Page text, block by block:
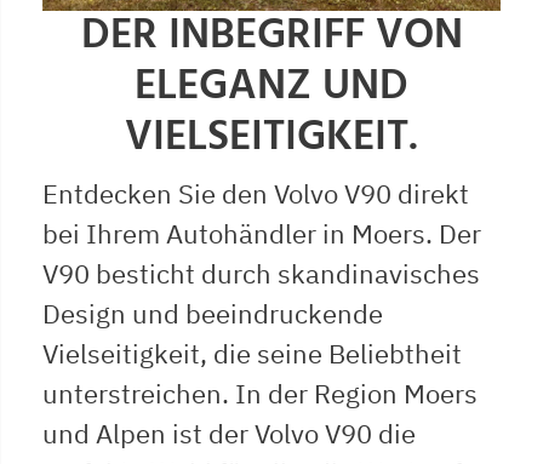
DER INBEGRIFF VON
ELEGANZ UND
VIELSEITIGKEIT.
Entdecken Sie den Volvo V90 direkt
bei Ihrem Autohändler in Moers. Der
V90 besticht durch skandinavisches
Design und beeindruckende
Vielseitigkeit, die seine Beliebtheit
unterstreichen. In der Region Moers
und Alpen ist der Volvo V90 die